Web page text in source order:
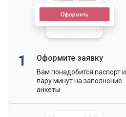
1 Оформите заявку
Вам понадобится паспорт и
пару минут на заполнение
анкеты